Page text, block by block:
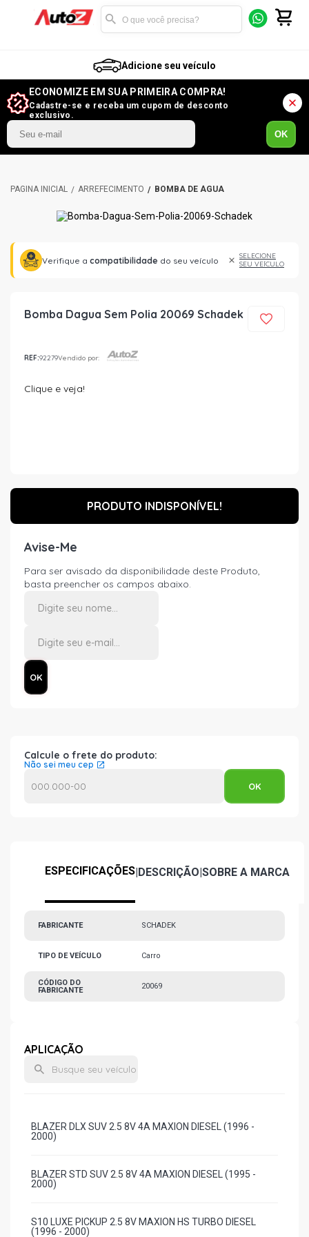
Adicione seu veículo
ECONOMIZE EM SUA PRIMEIRA COMPRA!
Cadastre-se e receba um cupom de desconto
exclusivo.
OK
ARREFECIMENTO BOMBA DE ÁGUA
Verifique a compatibilidade do seu veículo
SELECIONE
SEU VEÍCULO
Bomba Dagua Sem Polia 20069 Schadek
REF:92279Vendido por:
Clique e veja!
PRODUTO INDISPONÍVEL!
Avise-Me
Para ser avisado da disponibilidade deste Produto,
basta preencher os campos abaixo.
Calcule o frete do produto:
Não sei meu cep
ESPECIFICAÇÕES|DESCRIÇÃO|SOBRE A MARCA
FABRICANTE SCHADEK
TIPO DE VEÍCULO Carro
CÓDIGO DO
FABRICANTE
20069
APLICAÇÃO
BLAZER DLX SUV 2.5 8V 4A MAXION DIESEL (1996 -
2000)
BLAZER STD SUV 2.5 8V 4A MAXION DIESEL (1995 -
2000)
S10 LUXE PICKUP 2.5 8V MAXION HS TURBO DIESEL
(1996 - 2000)